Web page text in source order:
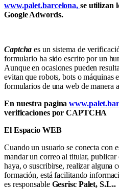
www.palet.barcelona, se utilizan
Google Adwords.
Captchaes un sistema de
formulario ha sido escrito por un
Aunque en ocasiones pueden
evitan que robots, bots o máquinas
formularios de una web de manera
En nuestra pagina
verificaciones por CAPTCHA
El Espacio WEB
Cuando un usuario se conecta con
mandar un correo al titular,
haya, o suscribirse, realizar alguna
formación, está facilitando
es responsable Gesrisc Palet, S.L..